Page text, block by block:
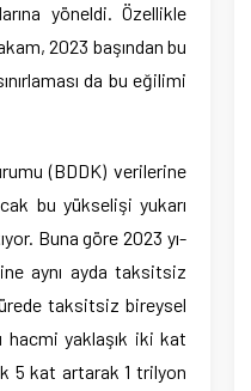
yöneldi. Özellikle
2023 başından bu
da bu eğilimi
(BDDK) ve­rilerine
bu yükselişi yukarı
Buna göre 2023 yı­
aynı ayda taksitsiz
taksitsiz bireysel
hacmi yaklaşık iki kat
5 kat arta­rak 1 trilyon